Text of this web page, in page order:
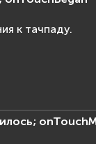
к тачпаду.